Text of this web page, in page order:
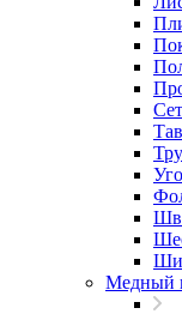
Медный